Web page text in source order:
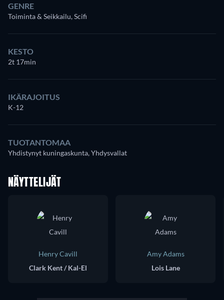
GENRE
Toiminta & Seikkailu, Scifi
KESTO
2t 17min
IKÄRAJOITUS
K-12
TUOTANTOMAA
Yhdistynyt kuningaskunta, Yhdysvallat
NÄYTTELIJÄT
Henry Cavill
Clark Kent / Kal-El
Amy Adams
Lois Lane